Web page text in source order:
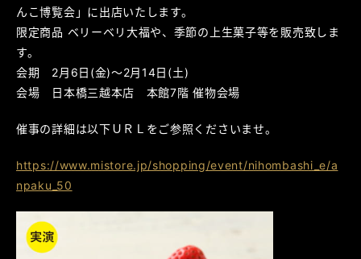
んこ博覧会」に出店いたします。
限定商品 ベリーベリ大福や、季節の上生菓子等を販売致しま
す。
会期 2月6日(金)～2月14日(土)
会場 日本橋三越本店 本館7階 催物会場
催事の詳細は以下ＵＲＬをご参照くださいませ。
https://www.mistore.jp/shopping/event/nihombashi_e/a
npaku_50